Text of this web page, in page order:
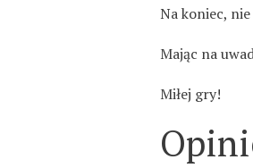
Na koniec,
Mając na
Miłej gry!